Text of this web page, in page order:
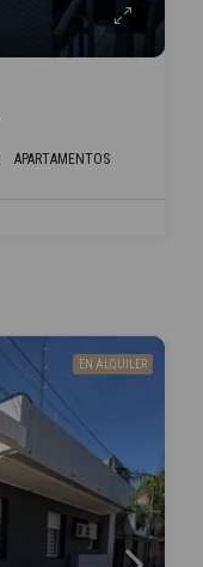
APARTAMENTOS
EN ALQUILER